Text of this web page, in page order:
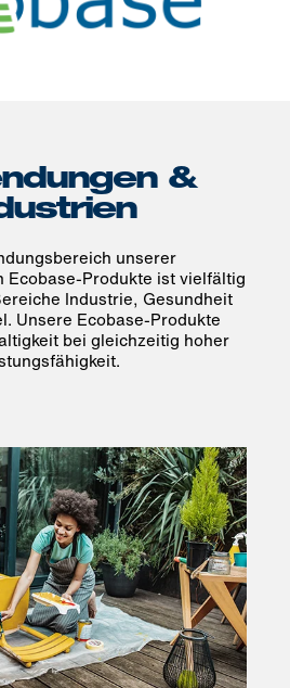
&
unserer
Ecobase-Produkte ist vielfältig
Industrie, Gesundheit
Unsere Ecobase-Produkte
bei gleichzeitig hoher